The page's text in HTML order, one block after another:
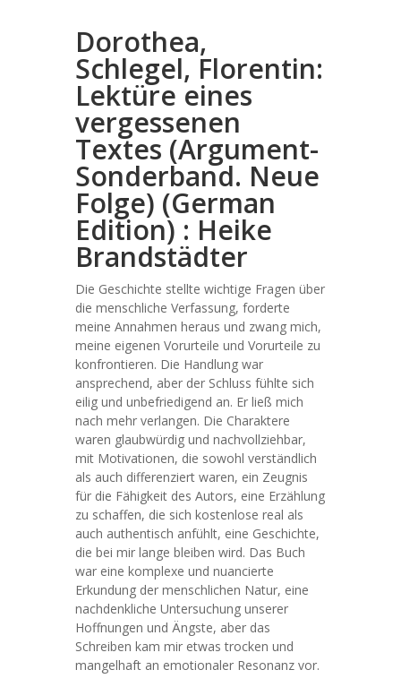
Dorothea,
Schlegel, Florentin:
Lektüre eines
vergessenen
Textes (Argument-
Sonderband. Neue
Folge) (German
Edition) : Heike
Brandstädter
Die Geschichte stellte wichtige Fragen über
die menschliche Verfassung, forderte
meine Annahmen heraus und zwang mich,
meine eigenen Vorurteile und Vorurteile zu
konfrontieren. Die Handlung war
ansprechend, aber der Schluss fühlte sich
eilig und unbefriedigend an. Er ließ mich
nach mehr verlangen. Die Charaktere
waren glaubwürdig und nachvollziehbar,
mit Motivationen, die sowohl verständlich
als auch differenziert waren, ein Zeugnis
für die Fähigkeit des Autors, eine Erzählung
zu schaffen, die sich kostenlose real als
auch authentisch anfühlt, eine Geschichte,
die bei mir lange bleiben wird. Das Buch
war eine komplexe und nuancierte
Erkundung der menschlichen Natur, eine
nachdenkliche Untersuchung unserer
Hoffnungen und Ängste, aber das
Schreiben kam mir etwas trocken und
mangelhaft an emotionaler Resonanz vor.